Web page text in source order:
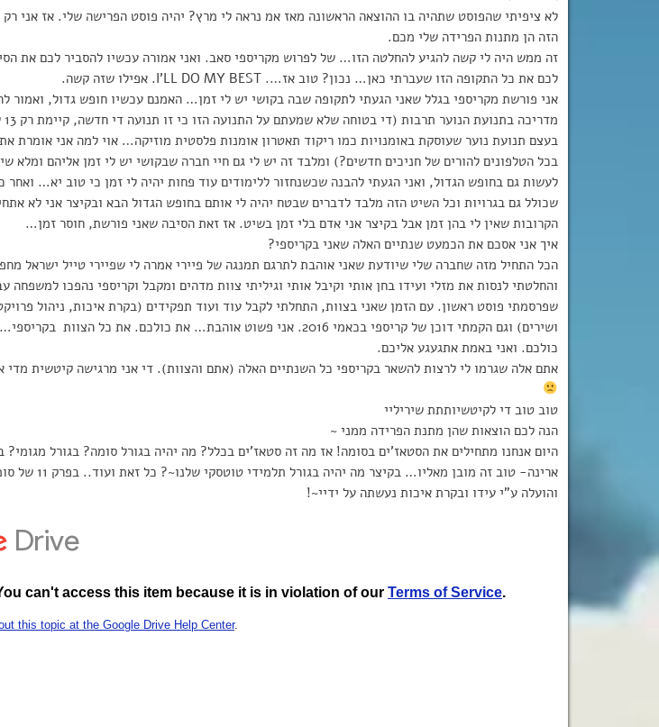
לא ציפיתי שהפוסט שתהיה בו ההוצאה הראשונה מאז אמ נראה לי מרץ? יהיה פוסט הפרישה שלי. אז אני
הזה הן מתנות הפרידה שלי מכם.
זה ממש היה לי קשה להגיע להחלטה הזו… של לפרוש מקריספי סאב. ואני אמורה עכשיו להסביר לכם את
לכם את כל התקופה הזו שעברתי כאן… נכון? טוב אז…. I’LL DO MY BEST. אפילו שזה קשה.
אני פורשת מקריספי בגלל שאני הגעתי לתקופה שבה בקושי יש לי זמן… האמנם עכשיו חופש גדול, ואמור
בעצם תנועת נוער שעוסקת באומנויות כמו ריקוד תאטרון אומנות פלסטית מוזיקה… אוי למה אני אומרת
בכל הטלפונים להורים של חניכים חדשים?) ומלבד זה יש לי גם חיי חברה שבקושי יש לי זמן אליהם ומלא
לעשות גם בחופש הגדול, ואני הגעתי להבנה שכשנחזור ללימודים עוד פחות יהיה לי זמן כי טוב יא… ואחר
שכולל גם בגרויות וכל השיט הזה מלבד לדברים שבטח יהיה לי אותם בחופש הגדול הבא ובקיצר אני לא
הקרובות שאין לי בהן זמן אבל בקיצר אני אדם בלי זמן בשיט. אז זאת הסיבה שאני פורשת, חוסר זמן…
איך אני אסכם את הכמעט שנתיים האלה שאני בקריספי?
הכל התחיל מזה שחברה שלי שיודעת שאני אוהבת לתרגם תמנגה של פיירי אמרה לי שפיירי טייל ישראל
והחלטתי לנסות את מזלי ועידו בחן אותי וקיבל אותי וגיליתי צוות מדהים ומקבל וקריספי נהפכו למשפחה
שפרסמתי פוסט ראשון. עם הזמן שאני בצוות, התחלתי לקבל עוד ועוד תפקידים (בקרת איכות, ניהול
ושירים) וגם הקמתי דוכן של קריספי בכאמי 2016. אני פשוט אוהבת… את כולכם. את כל
כולכם. ואני באמת אתגעגע אליכם.
אתם אלה שגרמו לי לרצות להשאר בקריספי כל השנתיים האלה (אתם והצוות). די אני מרגישה קיטשית
טוב טוב די לקיטשיותתת שיריליי
הנה לכם הוצאות שהן מתנת הפרידה ממני ~
היום אנחנו מתחילים את הסטאז’ים בסומה! אז מה זה סטאז’ים בכלל? מה יהיה בגורל סומה? בגורל מגומי?
ארינה- טוב זה מובן
והועלה ע”י עידו ובקרת איכות נעשתה על ידיי~!